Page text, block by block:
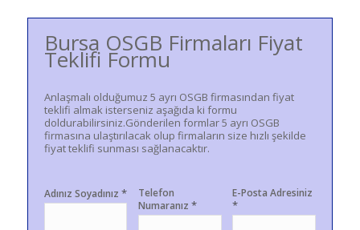
Bursa OSGB Firmaları Fiyat
Teklifi Formu
Anlaşmalı olduğumuz 5 ayrı OSGB firmasından fiyat
teklifi almak isterseniz aşağıda ki formu
doldurabilirsiniz.Gönderilen formlar 5 ayrı OSGB
firmasına ulaştırılacak olup firmaların size hızlı şekilde
fiyat teklifi sunması sağlanacaktır.
Adınız Soyadınız *
Telefon
Numaranız*
E-Posta Adresiniz
*